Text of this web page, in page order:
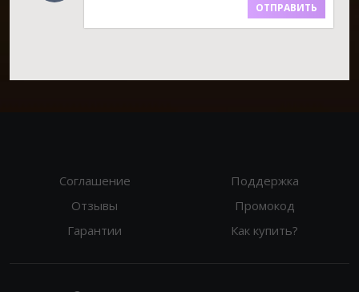
ОТПРАВИТЬ
Соглашение
Поддержка
Отзывы
Промокод
Гарантии
Как купить?